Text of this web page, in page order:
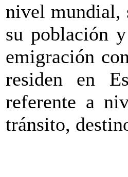
nivel mundial,
su población
emigración
residen en
referente a
tránsito,